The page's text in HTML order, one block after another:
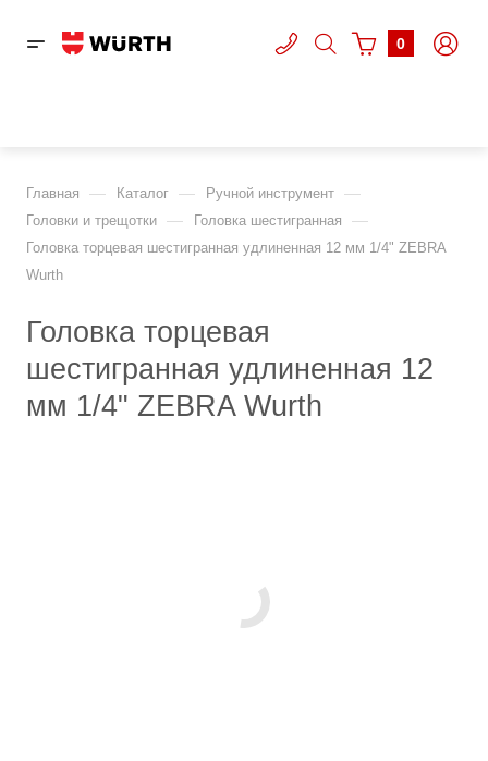
0
Главная — Каталог — Ручной инструмент —
Головки и трещотки — Головка шестигранная —
Головка торцевая шестигранная удлиненная 12 мм 1/4" ZEBRA
Wurth
Головка торцевая
шестигранная удлиненная 12
мм 1/4" ZEBRA Wurth